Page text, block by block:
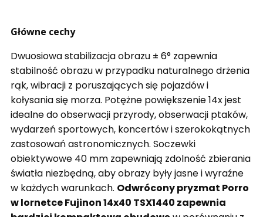
Główne cechy
Dwuosiowa stabilizacja obrazu ± 6° zapewnia
stabilność obrazu w przypadku naturalnego drżenia
rąk, wibracji z poruszających się pojazdów i
kołysania się morza. Potężne powiększenie 14x jest
idealne do obserwacji przyrody, obserwacji ptaków,
wydarzeń sportowych, koncertów i szerokokątnych
zastosowań astronomicznych. Soczewki
obiektywowe 40 mm zapewniają zdolność zbierania
światła niezbędną, aby obrazy były jasne i wyraźne
w każdych warunkach. Odwrócony pryzmat Porro
w lornetce Fujinon 14x40 TSX1440 zapewnia